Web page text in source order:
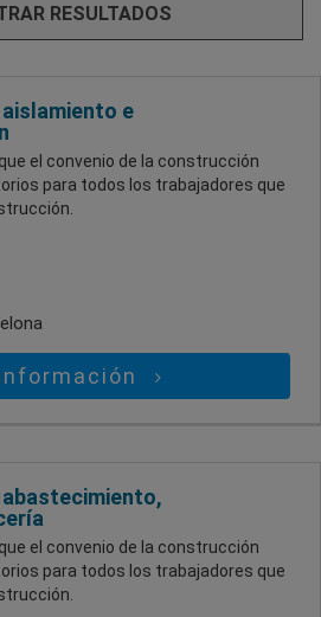
RESULTADOS
e
el convenio de la construcción
para todos los trabajadores que
el convenio de la construcción
para todos los trabajadores que